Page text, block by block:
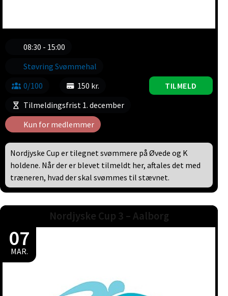
08:30 - 15:00
Støvring Svømmehal
0/100
150 kr.
Tilmeldingsfrist 1. december
Kun for medlemmer
TILMELD
Nordjyske Cup er tilegnet svømmere på Øvede og K
holdene. Når der er blevet tilmeldt her, aftales det med
træneren, hvad der skal svømmes til stævnet.
Nordjyske Cup 3 – Aalborg
07
MAR.